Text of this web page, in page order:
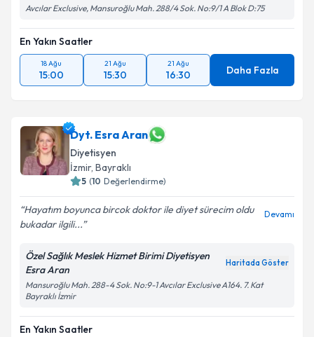
Avcılar Exclusive, Mansuroğlu Mah. 288/4 Sok. No:9/1 A Blok D:75
En Yakın Saatler
18 Ağu
15:00
21 Ağu
15:30
21 Ağu
16:30 Daha Fazla
Dyt. Esra Aran
Diyetisyen
İzmir, Bayraklı
5 (10 Değerlendirme)
Hayatım boyunca bircok doktor ile diyet sürecim oldu
bukadar ilgili...
Devamı
Özel Sağlık Meslek Hizmet Birimi Diyetisyen
Esra Aran
Haritada Göster
Mansuroğlu Mah. 288-4 Sok. No:9-1 Avcılar Exclusive A164. 7. Kat
Bayraklı İzmir
En Yakın Saatler